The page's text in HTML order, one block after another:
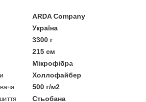
ARDA Company
Україна
3300 г
215 см
Мікрофібра
Холлофайбер
500 г/м2
Стьобана